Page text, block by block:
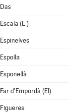
Das
Escala (L')
Espinelves
Espolla
Esponellà
Far d'Empordà (El)
Figueres